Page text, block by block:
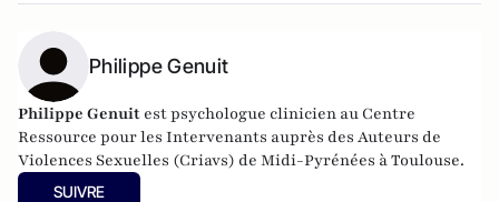
Philippe Genuit
Philippe Genuit est psychologue clinicien au Centre
Ressource pour les Intervenants auprès des Auteurs de
Violences Sexuelles (Criavs) de Midi-Pyrénées à Toulouse.
SUIVRE